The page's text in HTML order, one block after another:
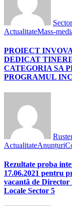
ActualitateMass-
PROIECT
DEDICAT
CATEGORIA SA
PROGRAMUL
ActualitateAnunțuri
Rezultate proba
17.06.2021 pentru
vacantă de Director
Locale Sector 5